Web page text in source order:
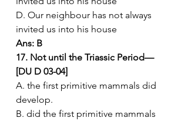
D. Our neighbour has not always
invited us into his house
Ans: B
17. Not until the Triassic Period—
[DU D 03-04]
A. the first primitive mammals did
develop.
B. did the first primitive mammals